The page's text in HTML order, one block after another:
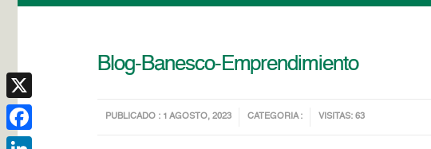
Blog-Banesco-Emprendimiento
PUBLICADO : 1 AGOSTO, 2023 CATEGORIA : VISITAS: 63
X
Facebook